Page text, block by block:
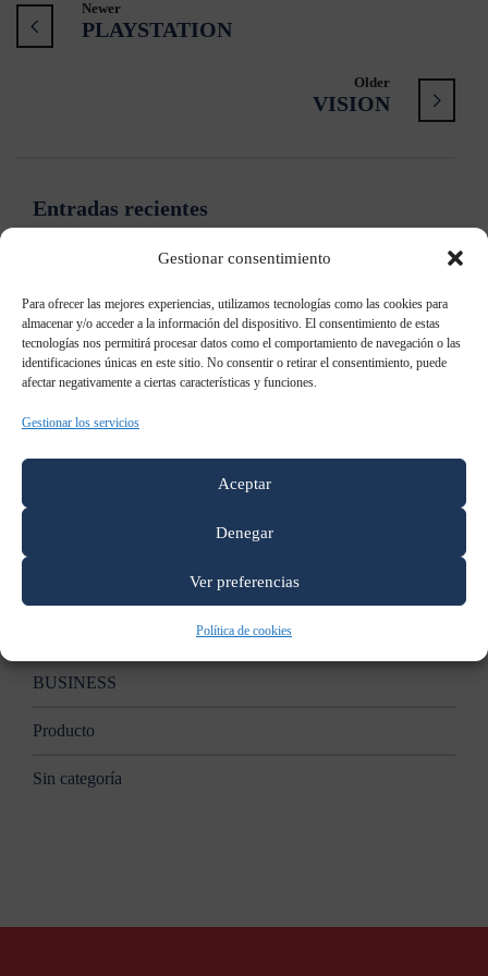
Gestionar consentimiento
Para ofrecer las mejores experiencias, utilizamos tecnologías como las cookies para
almacenar y/o acceder a la información del dispositivo. El consentimiento de estas
tecnologías nos permitirá procesar datos como el comportamiento de navegación o las
identificaciones únicas en este sitio. No consentir o retirar el consentimiento, puede
afectar negativamente a ciertas características y funciones.
Gestionar los servicios
Aceptar
Denegar
Ver preferencias
Política de cookies
Newer
PLAYSTATION
Older
VISION
Entradas recientes
Signage”
Samsung patenta un televisor holográfico
BUSINESS
Producto
Sin categoría